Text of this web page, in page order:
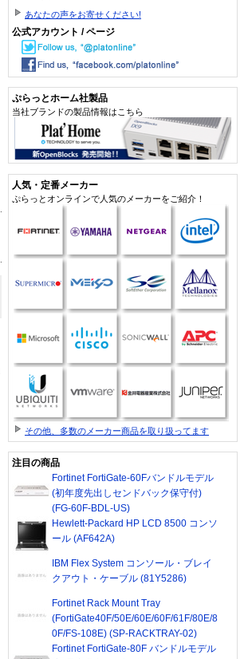
あなたの声をお寄せください!
公式アカウント / ページ
ぷらっとホーム社製品
当社ブランドの製品情報はこちら
人気・定番メーカー
ぷらっとオンラインで人気のメーカーをご紹介！
その他、多数のメーカー商品を取り扱ってます
注目の商品
Fortinet FortiGate-60Fバンドルモデル
(初年度先出しセンドバック保守付)
(FG-60F-BDL-US)
Hewlett-Packard HP LCD 8500 コンソ
ール (AF642A)
IBM Flex System コンソール・ブレイ
クアウト・ケーブル (81Y5286)
Fortinet Rack Mount Tray
(FortiGate40F/50E/60E/60F/61F/80E/8
0F/FS-108E) (SP-RACKTRAY-02)
Fortinet FortiGate-80F バンドルモデル